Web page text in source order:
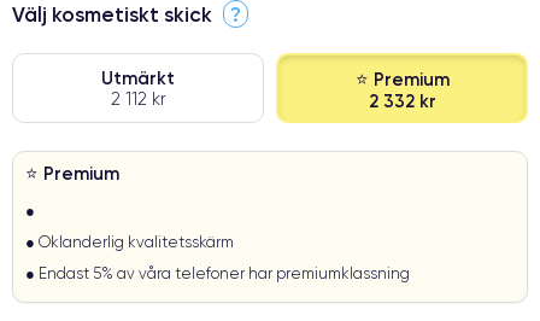
Välj kosmetiskt skick ?
Utmärkt
2 112 kr
⭐ Premium
2 332 kr
⭐ Premium
●
● Oklanderlig kvalitetsskärm
● Endast 5% av våra telefoner har premiumklassning